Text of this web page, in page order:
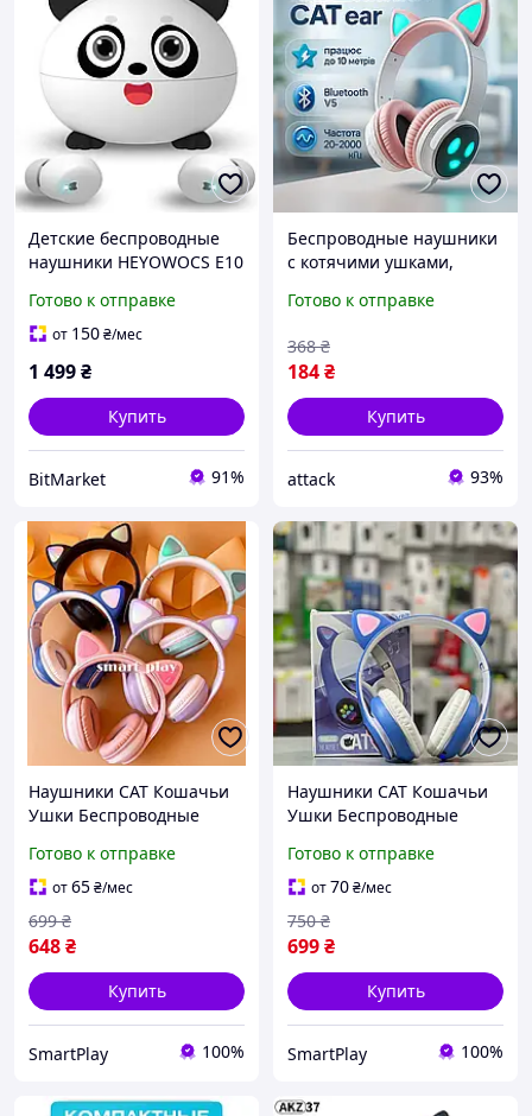
Детские беспроводные
наушники HEYOWOCS E10
микрофоном,
ограничение 85 дБ, IPX6,
Готово к отправке
от 150₴/мес
1 499₴
Купить
BitMarket 91%
Беспроводные наушники
с котячими ушками,
наушники cat,
ушки CR-28
Готово к отправке
184₴
368 ₴
Купить
attack 93%
Наушники CAT Кошачьи
Ушки Беспроводные
Блютуз котики гарнитура
Готово к отправке
от65₴/мес
648₴
699 ₴
Купить
SmartPlay 100%
Наушники CAT Кошачьи
Ушки Беспроводные
Блютуз котики Синие
Готово к отправке
от70₴/мес
699₴
750 ₴
Купить
SmartPlay 100%